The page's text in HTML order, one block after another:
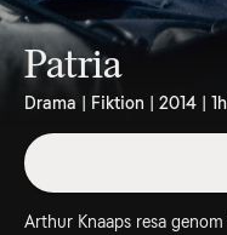
Patria
Drama | Fiktion | 2014 |
Arthur Knaaps resa